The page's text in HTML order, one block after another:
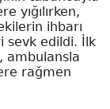
yığılırken,
ihbarı
sevk edildi. İlk
ambulansla
rağmen